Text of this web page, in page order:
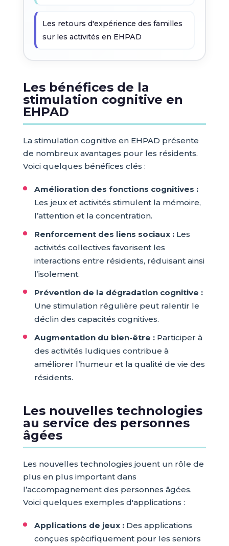
Les retours d'expérience des familles
sur les activités en EHPAD
Les bénéfices de la
stimulation cognitive en
EHPAD
La stimulation cognitive en EHPAD présente
de nombreux avantages pour les résidents.
Voici quelques bénéfices clés :
Amélioration des fonctions cognitives :
Les jeux et activités stimulent la mémoire,
l’attention et la concentration.
Renforcement des liens sociaux :Les
activités collectives favorisent les
interactions entre résidents, réduisant ainsi
l’isolement.
Prévention de la dégradation cognitive :
Une stimulation régulière peut ralentir le
déclin des capacités cognitives.
Augmentation du bien-être :Participer à
des activités ludiques contribue à
améliorer l’humeur et la qualité de vie des
résidents.
Les nouvelles technologies
au service des personnes
âgées
Les nouvelles technologies jouent un rôle de
plus en plus important dans
l’accompagnement des personnes âgées.
Voici quelques exemples d'applications :
Applications de jeux :Des applications
conçues spécifiquement pour les seniors